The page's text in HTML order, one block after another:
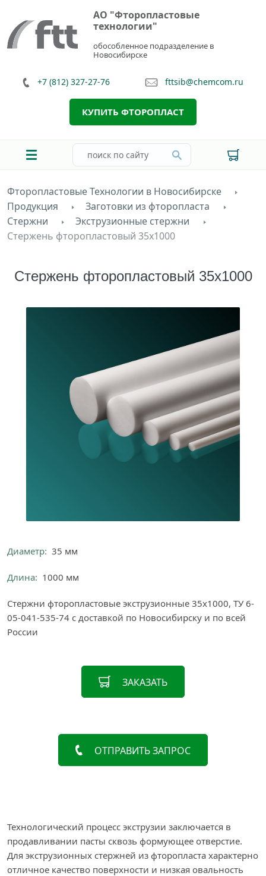
АО "Фторопластовые
технологии"
обособленное подразделение в
Новосибирске
+7 (812) 327-27-76 fttsib@chemcom.ru
КУПИТЬ ФТОРОПЛАСТ
Фторопластовые Технологии в Новосибирске
Продукция
Заготовки из фторопласта
Стержни
Экструзионные стержни
Стержень фторопластовый 35х1000
Стержень фторопластовый 35х1000
Диаметр: 35 мм
Длина: 1000 мм
Стержни фторопластовые экструзионные 35х1000, ТУ 6-
05-041-535-74 с доставкой по Новосибирску и по всей
России
ЗАКАЗАТЬ
ОТПРАВИТЬ ЗАПРОС
Технологический процесс экструзии заключается в
продавливании пасты сквозь формующее отверстие.
Для экструзионных стержней из фторопласта характерно
отличное качество поверхности и низкая овальность